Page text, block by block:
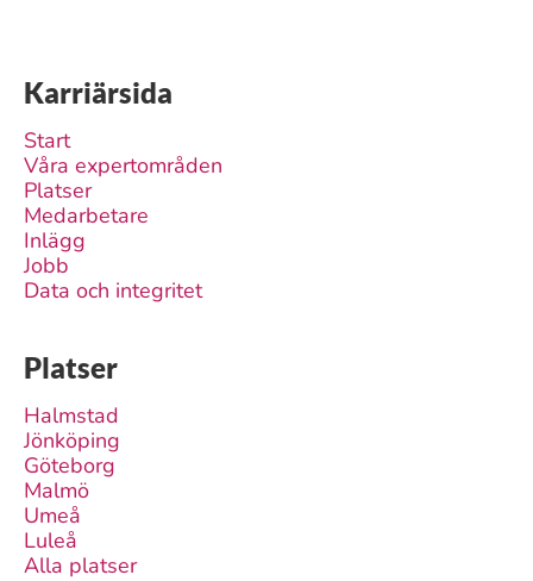
Karriärsida
Start
Våra expertområden
Platser
Medarbetare
Inlägg
Jobb
Data och integritet
Platser
Halmstad
Jönköping
Göteborg
Malmö
Umeå
Luleå
Alla platser